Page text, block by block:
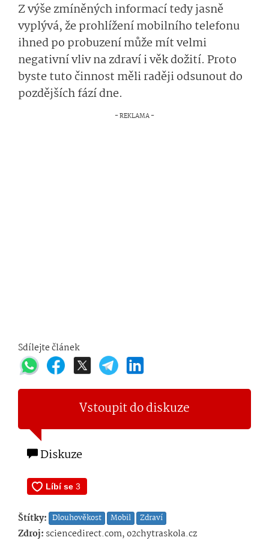
Z výše zmíněných informací tedy jasně
vyplývá, že prohlížení mobilního telefonu
ihned po probuzení může mít velmi
negativní vliv na zdraví i věk dožití. Proto
byste tuto činnost měli raději odsunout do
pozdějších fází dne.
Sdílejte článek
Vstoupit do diskuze
Diskuze
Štítky: Dlouhověkost Mobil Zdraví
Zdroj: sciencedirect.com, o2chytraskola.cz